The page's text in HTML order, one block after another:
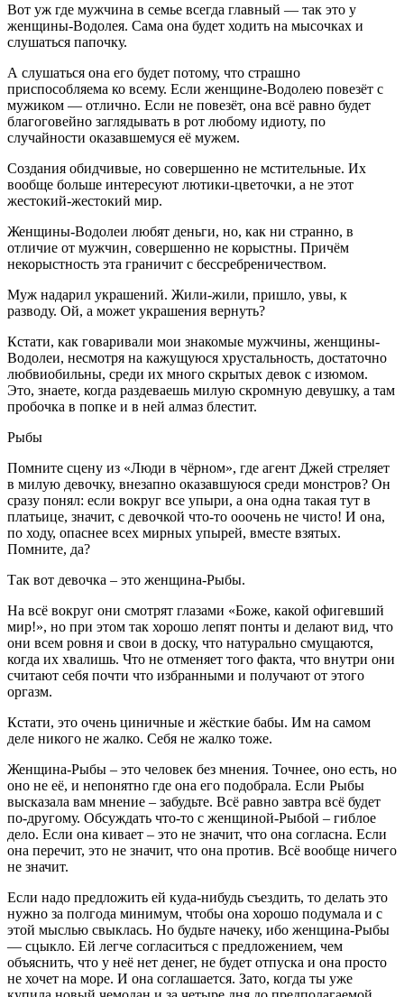
Вот уж где мужчина в семье всегда главный — так это у
женщины-Водолея. Сама она будет ходить на мысочках и
слушаться папочку.
А слушаться она его будет потому, что страшно
приспособляема ко всему. Если женщине-Водолею повезёт с
мужиком — отлично. Если не повезёт, она всё равно будет
благоговейно заглядывать в рот любому идиоту, по
случайности оказавшемуся её мужем.
Создания обидчивые, но совершенно не мстительные. Их
вообще больше интересуют лютики-цветочки, а не этот
жестокий-жестокий мир.
Женщины-Водолеи любят деньги, но, как ни странно, в
отличие от мужчин, совершенно не корыстны. Причём
некорыстность эта граничит с бессребреничеством.
Муж надарил украшений. Жили-жили, пришло, увы, к
разводу. Ой, а может украшения вернуть?
Кстати, как говаривали мои знакомые мужчины, женщины-
Водолеи, несмотря на кажущуюся хрустальность, достаточно
любвиобильны, среди их много скрытых девок с изюмом.
Это, знаете, когда раздеваешь милую скромную девушку, а там
пробочка в попке и в ней алмаз блестит.
Рыбы
Помните сцену из «Люди в чёрном», где агент Джей стреляет
в милую девочку, внезапно оказавшуюся среди монстров? Он
сразу понял: если вокруг все упыри, а она одна такая тут в
платьице, значит, с девочкой что-то ооочень не чисто! И она,
по ходу, опаснее всех мирных упырей, вместе взятых.
Помните, да?
Так вот девочка – это женщина-Рыбы.
На всё вокруг они смотрят глазами «Боже, какой офигевший
мир!», но при этом так хорошо лепят понты и делают вид, что
они всем ровня и свои в доску, что натурально смущаются,
когда их хвалишь. Что не отменяет того факта, что внутри они
считают себя почти что избранными и получают от этого
оргазм.
Кстати, это очень циничные и жёсткие бабы. Им на самом
деле никого не жалко. Себя не жалко тоже.
Женщина-Рыбы – это человек без мнения. Точнее, оно есть, но
оно не её, и непонятно где она его подобрала. Если Рыбы
высказала вам мнение – забудьте. Всё равно завтра всё будет
по-другому. Обсуждать что-то с женщиной-Рыбой – гиблое
дело. Если она кивает – это не значит, что она согласна. Если
она перечит, это не значит, что она против. Всё вообще ничего
не значит.
Если надо предложить ей куда-нибудь съездить, то делать это
нужно за полгода минимум, чтобы она хорошо подумала и с
этой мыслью свыклась. Но будьте начеку, ибо женщина-Рыбы
— сцыкло. Ей легче согласиться с предложением, чем
объяснить, что у неё нет денег, не будет отпуска и она просто
не хочет на море. И она соглашается. Зато, когда ты уже